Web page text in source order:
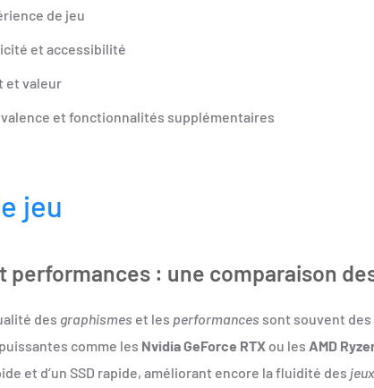
de jeu
et accessibilité
et valeur
et fonctionnalités supplémentaires
jeu
performances : une comparaison
des graphismes et les performances sont souvent
puissantes comme les Nvidia GeForce RTX ou les AMD
et d’un SSD rapide, améliorant encore la fluidité des